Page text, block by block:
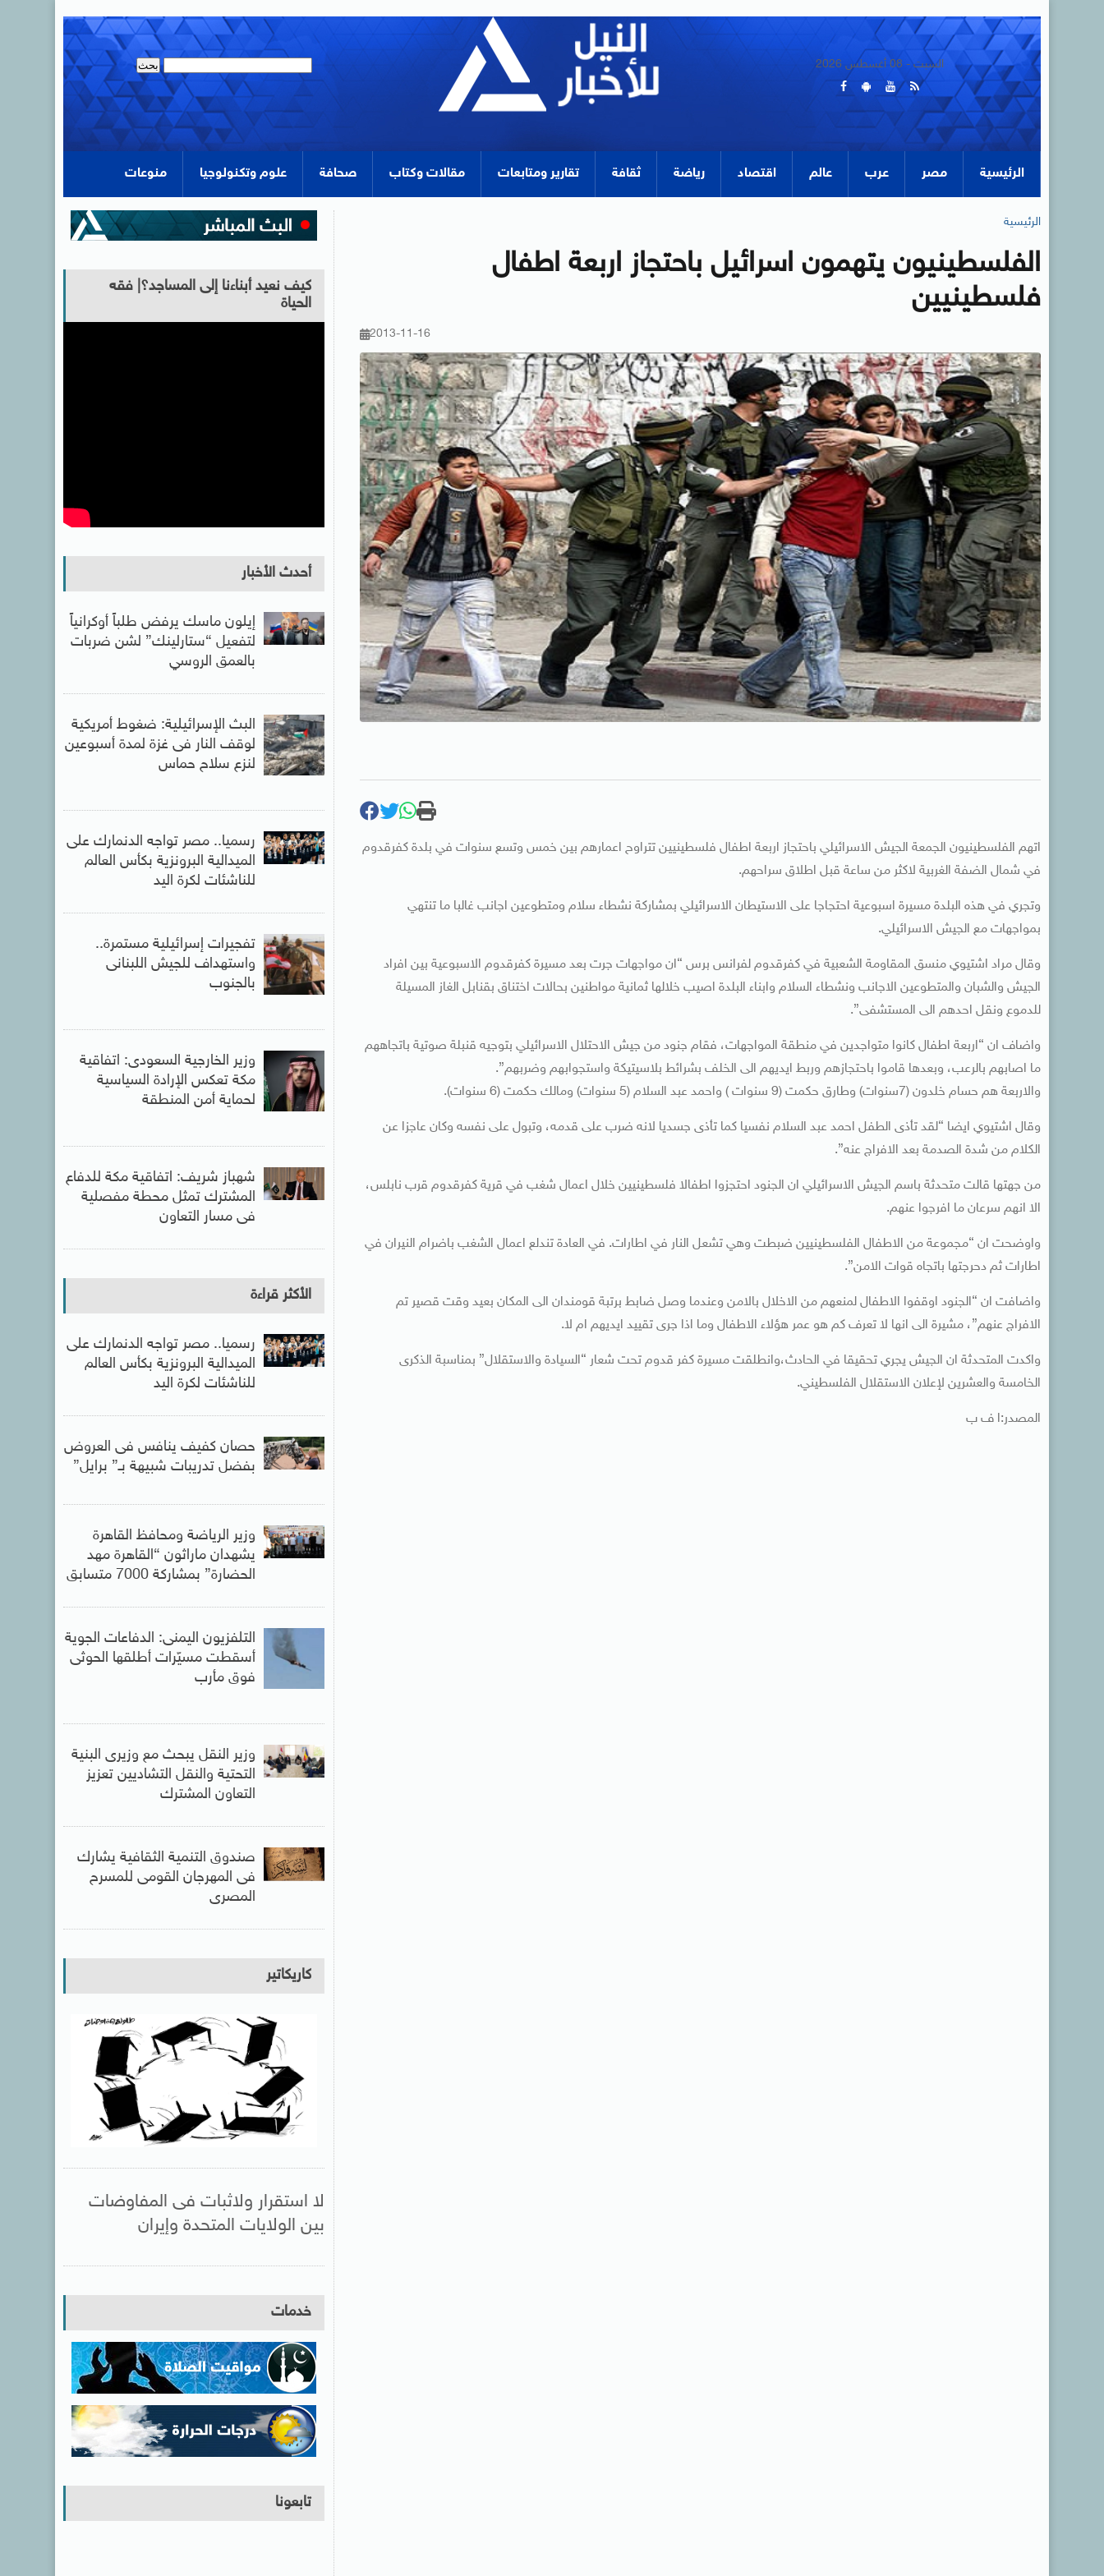
السبت - 08 أغسطس 2026
الرئيسية مصر عرب عالم اقتصاد رياضة ثقافة تقارير ومتابعات مقالات وكتاب صحافة علوم وتكنولوجيا منوعات
الرئيسية
الفلسطينيون يتهمون اسرائيل باحتجاز اربعة اطفال
فلسطينيين
2013-11-16
اتهم الفلسطينيون الجمعة الجيش الاسرائيلي باحتجاز اربعة اطفال فلسطينيين تتراوح اعمارهم بين خمس وتسع سنوات في بلدة كفرقدوم
في شمال الضفة الغربية لاكثر من ساعة قبل اطلاق سراحهم.
وتجري في هذه البلدة مسيرة اسبوعية احتجاجا على الاستيطان الاسرائيلي بمشاركة نشطاء سلام ومتطوعين اجانب غالبا ما تنتهي
بمواجهات مع الجيش الاسرائيلي.
وقال مراد اشتيوي منسق المقاومة الشعبية في كفرقدوم لفرانس برس “ان مواجهات جرت بعد مسيرة كفرقدوم الاسبوعية بين افراد
الجيش والشبان والمتطوعين الاجانب ونشطاء السلام وابناء البلدة اصيب خلالها ثمانية مواطنين بحالات اختناق بقنابل الغاز المسيلة
للدموع ونقل احدهم الى المستشفى”.
واضاف ان “اربعة اطفال كانوا متواجدين في منطقة المواجهات، فقام جنود من جيش الاحتلال الاسرائيلي بتوجيه قنبلة صوتية باتجاههم
ما اصابهم بالرعب، وبعدها قاموا باحتجازهم وربط ايديهم الى الخلف بشرائط بلاسيتيكة واستجوابهم وضربهم”.
والاربعة هم حسام خلدون (7سنوات) وطارق حكمت (9 سنوات ) واحمد عبد السلام (5 سنوات) ومالك حكمت (6 سنوات).
وقال اشتيوي ايضا “لقد تأذى الطفل احمد عبد السلام نفسيا كما تأذى جسديا لانه ضرب على قدمه، وتبول على نفسه وكان عاجزا عن
الكلام من شدة الصدمة بعد الافراج عنه”.
من جهتها قالت متحدثة باسم الجيش الاسرائيلي ان الجنود احتجزوا اطفالا فلسطينيين خلال اعمال شغب في قرية كفرقدوم قرب نابلس،
الا انهم سرعان ما افرجوا عنهم.
واوضحت ان “مجموعة من الاطفال الفلسطينيين ضبطت وهي تشعل النار في اطارات. في العادة تندلع اعمال الشغب باضرام النيران في
اطارات ثم دحرجتها باتجاه قوات الامن”.
واضافت ان “الجنود اوقفوا الاطفال لمنعهم من الاخلال بالامن وعندما وصل ضابط برتبة قومندان الى المكان بعيد وقت قصير تم
الافراج عنهم”، مشيرة الى انها لا تعرف كم هو عمر هؤلاء الاطفال وما اذا جرى تقييد ايديهم ام لا.
واكدت المتحدثة ان الجيش يجري تحقيقا في الحادث،وانطلقت مسيرة كفر قدوم تحت شعار “السيادة والاستقلال” بمناسبة الذكرى
الخامسة والعشرين لإعلان الاستقلال الفلسطيني.
المصدر:ا ف ب
كيف نعيد أبناءنا إلى المساجد؟| فقه
الحياة
أحدث الأخبار
إيلون ماسك يرفض طلباً أوكرانياً
لتفعيل “ستارلينك” لشن ضربات
بالعمق الروسي
البث الإسرائيلية: ضغوط أمريكية
لوقف النار فى غزة لمدة أسبوعين
لنزع سلاح حماس
رسميا.. مصر تواجه الدنمارك على
الميدالية البرونزية بكأس العالم
للناشئات لكرة اليد
تفجيرات إسرائيلية مستمرة..
واستهداف للجيش اللبنانى
بالجنوب
وزير الخارجية السعودى: اتفاقية
مكة تعكس الإرادة السياسية
لحماية أمن المنطقة
شهباز شريف: اتفاقية مكة للدفاع
المشترك تمثل محطة مفصلية
فى مسار التعاون
الأكثر قراءة
رسميا.. مصر تواجه الدنمارك على
الميدالية البرونزية بكأس العالم
للناشئات لكرة اليد
حصان كفيف ينافس فى العروض
بفضل تدريبات شبيهة بـ” برايل”
وزير الرياضة ومحافظ القاهرة
يشهدان ماراثون “القاهرة مهد
الحضارة” بمشاركة 7000 متسابق
التلفزيون اليمنى: الدفاعات الجوية
أسقطت مسيّرات أطلقها الحوثى
فوق مأرب
وزير النقل يبحث مع وزيرى البنية
التحتية والنقل التشاديين تعزيز
التعاون المشترك
صندوق التنمية الثقافية يشارك
فى المهرجان القومى للمسرح
المصرى
كاريكاتير
لا استقرار ولاثبات فى المفاوضات
بين الولايات المتحدة وإيران
خدمات
تابعونا